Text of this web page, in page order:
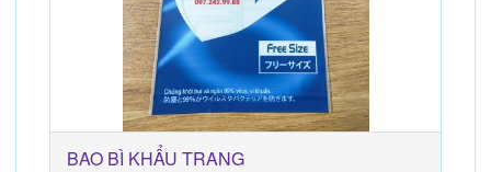
BAO BÌ KHẨU TRANG